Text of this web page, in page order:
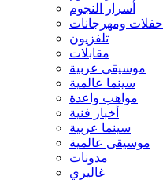
أسرار النجوم
حفلات ومهرجانات
تلفزيون
مقابلات
موسيقى عربية
سينما عالمية
مواهب واعدة
أخبار فنية
سينما عربية
موسيقى عالمية
مدونات
غاليري